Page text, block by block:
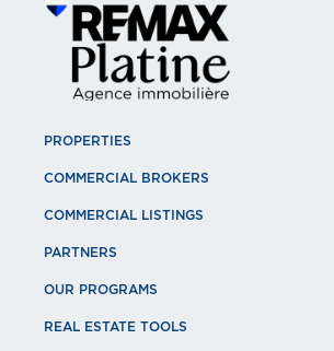
PROPERTIES
COMMERCIAL BROKERS
COMMERCIAL LISTINGS
PARTNERS
OUR PROGRAMS
REAL ESTATE TOOLS